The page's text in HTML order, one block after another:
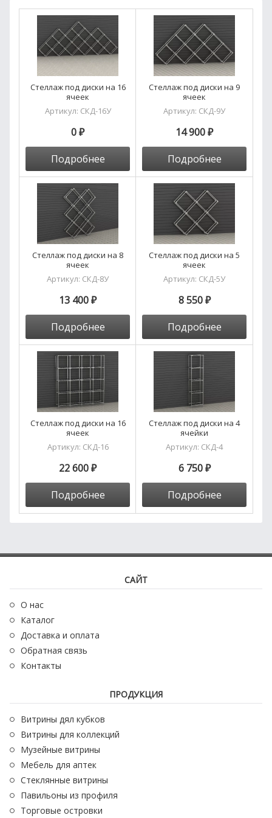
счет на оплату и пришлет его на адрес электронной
почты, с которой была отправлена заявка.
Стеллаж под диски на 16
ячеек
Артикул: СКД-16У
0 ₽
Подробнее
Стеллаж под диски на 9
ячеек
Артикул: СКД-9У
14 900 ₽
Подробнее
Стеллаж под диски на 8
ячеек
Артикул: СКД-8У
13 400 ₽
Подробнее
Стеллаж под диски на 5
ячеек
Артикул: СКД-5У
8 550 ₽
Подробнее
Стеллаж под диски на 16
ячеек
Артикул: СКД-16
22 600 ₽
Подробнее
Стеллаж под диски на 4
ячейки
Артикул: СКД-4
6 750 ₽
Подробнее
САЙТ
О нас
Каталог
Доставка и оплата
Обратная связь
Контакты
ПРОДУКЦИЯ
Витрины дял кубков
Витрины для коллекций
Музейные витрины
Мебель для аптек
Стеклянные витрины
Павильоны из профиля
Торговые островки